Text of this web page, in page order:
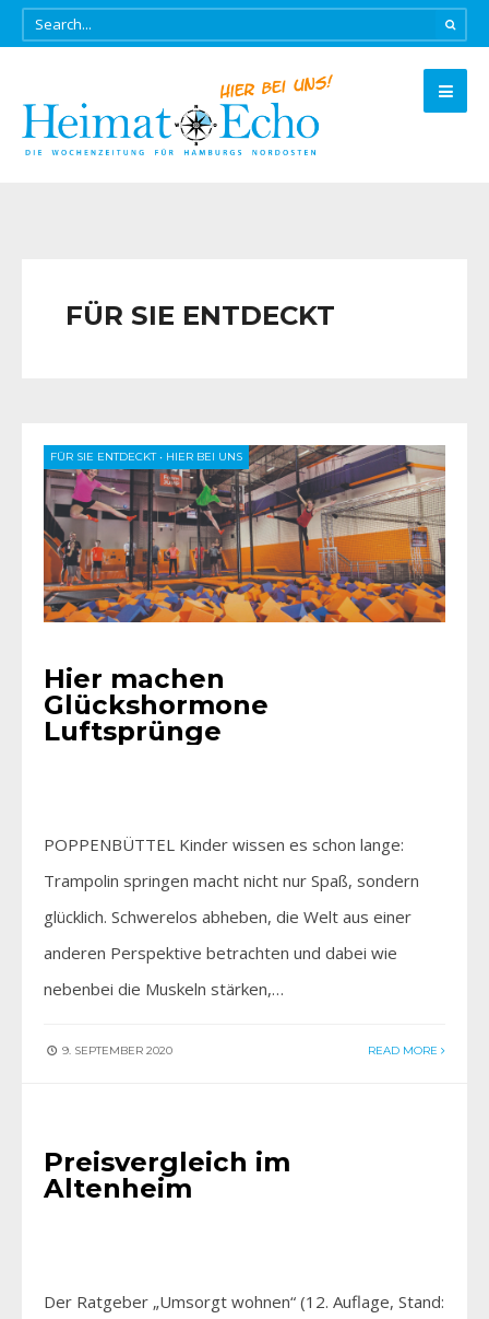
FÜR SIE ENTDECKT
FÜR SIE ENTDECKT• HIER BEI UNS
Hier machen
Glückshormone
Luftsprünge
POPPENBÜTTEL Kinder wissen es schon lange:
Trampolin springen macht nicht nur Spaß, sondern
glücklich. Schwerelos abheben, die Welt aus einer
anderen Perspektive betrachten und dabei wie
nebenbei die Muskeln stärken,…
9. SEPTEMBER 2020 READ MORE
Preisvergleich im
Altenheim
Der Ratgeber „Umsorgt wohnen“ (12. Auflage, Stand: